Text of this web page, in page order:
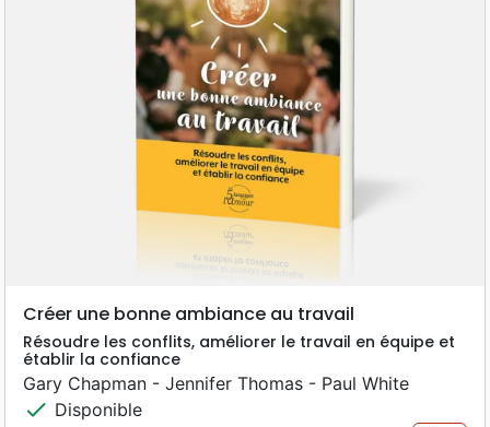
Créer une bonne ambiance au travail
Résoudre les conflits, améliorer le travail en équipe et
établir la confiance
Gary Chapman - Jennifer Thomas - Paul White
check Disponible